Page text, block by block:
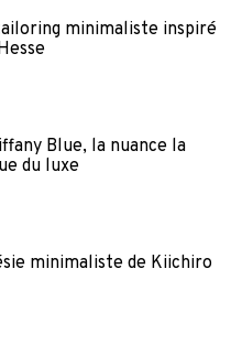
minimaliste inspiré
Blue, la nuance la
du luxe
minimaliste de Kiichiro